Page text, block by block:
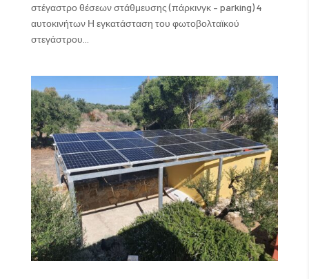
στέγαστρο θέσεων στάθμευσης (πάρκινγκ – parking) 4
αυτοκινήτων Η εγκατάσταση του φωτοβολταϊκού
στεγάστρου...